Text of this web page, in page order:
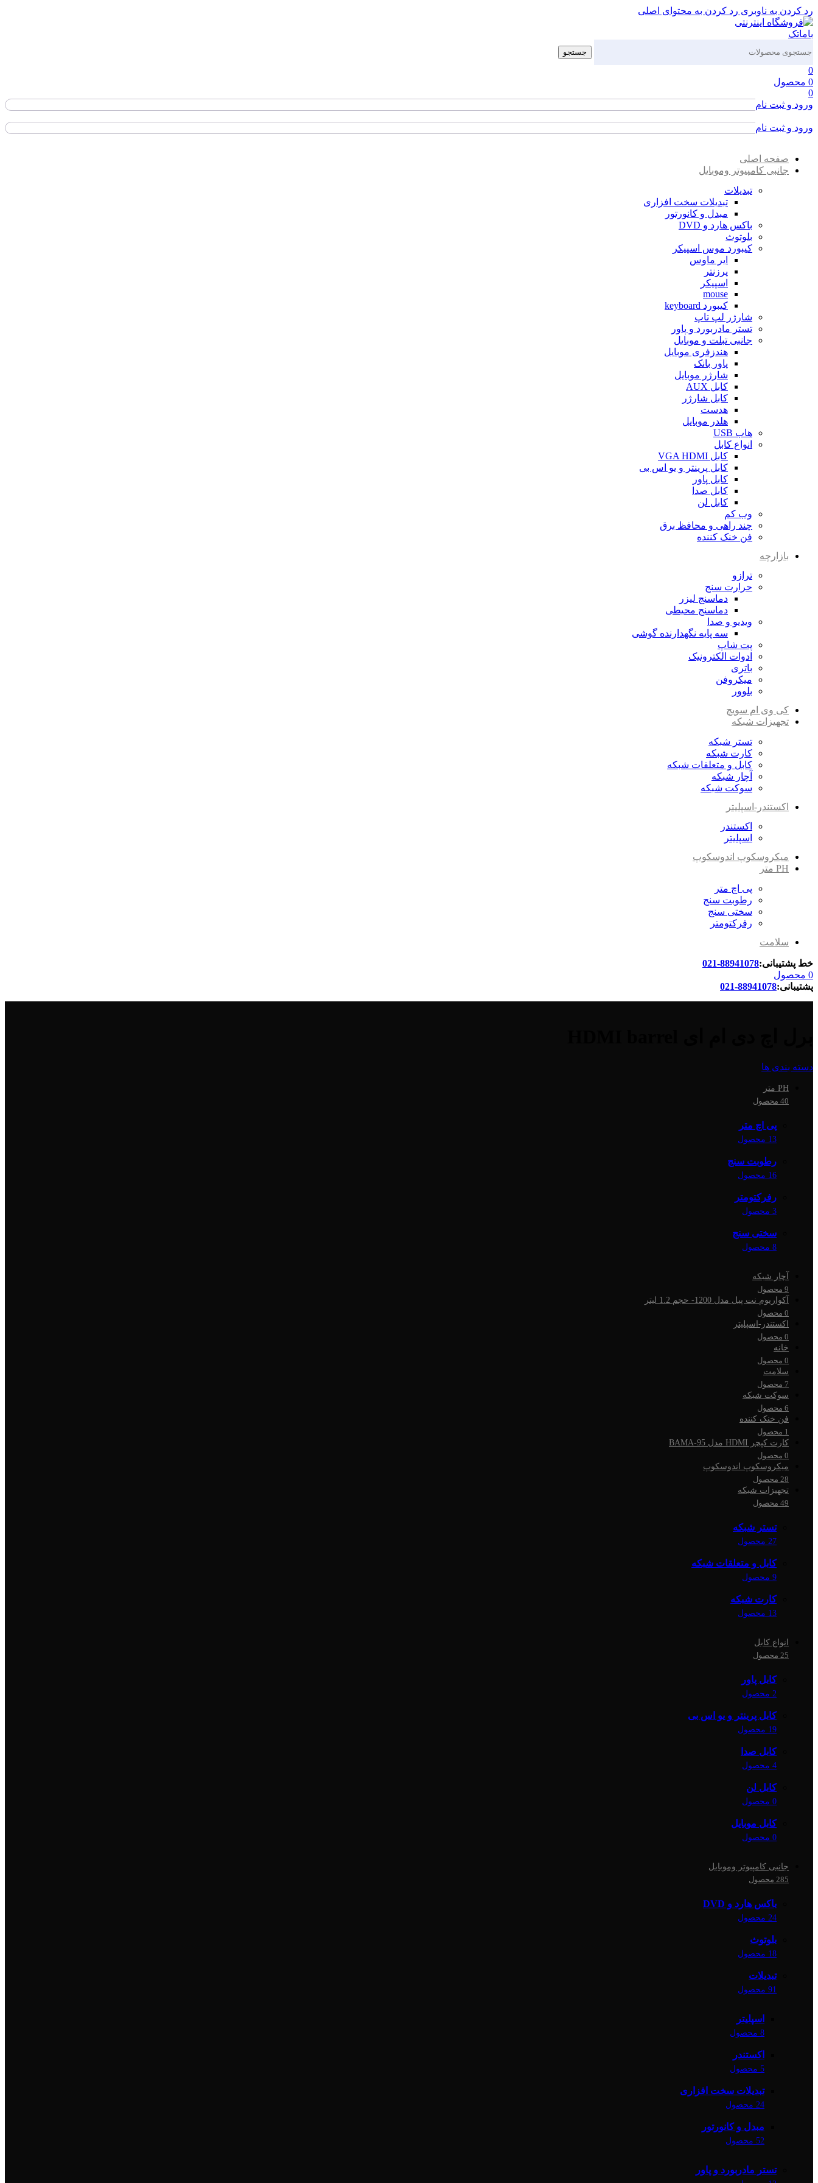
رد کردن به ناوبری رد کردن به محتوای اصلی
جستجو
0
0 محصول
0
ورود و ثبت نام
ورود / ثبت نام
ورود و ثبت نام
ورود / ثبت نام
صفحه اصلی
جانبی کامپیوتر وموبایل
تبدیلات
تبدیلات سخت افزاری
مبدل و کانورتور
باکس هارد و DVD
بلوتوث
کیبورد موس اسپیکر
ایر ماوس
پرزنتر
اسپیکر
mouse
کیبورد keyboard
شارژر لپ تاپ
تستر مادربورد و پاور
جانبی تبلت و موبایل
هندزفری موبایل
پاور بانک
شارژر موبایل
کابل AUX
کابل شارژر
هدست
هلدر موبایل
هاب USB
انواع کابل
کابل VGA HDMI
کابل پرینتر و یو اس بی
کابل پاور
کابل صدا
کابل لن
وب کم
چند راهی و محافظ برق
فن خنک کننده
بازارچه
ترازو
حرارت سنج
دماسنج لیزر
دماسنج محیطی
ویدیو و صدا
سه پایه نگهدارنده گوشی
پت شاپ
ادوات الکترونیک
باتری
میکروفن
بلوور
کی وی ام سویچ
تجهیزات شبکه
تستر شبکه
کارت شبکه
کابل و متعلقات شبکه
آچار شبکه
سوکت شبکه
اکستندر-اسپلیتر
اکستندر
اسپلیتر
میکروسکوپ اندوسکوپ
PH متر
پی اچ متر
رطوبت سنج
سختی سنج
رفرکتومتر
سلامت
خط پشتیبانی:88941078-021
0 محصول
پشتیبانی:88941078-021
دسته بندی ها
PH متر
40 محصول
پی اچ متر
13 محصول
رطوبت سنج
16 محصول
رفرکتومتر
3 محصول
سختی سنج
8 محصول
آچار شبکه
9 محصول
آکواریوم نت پیل مدل 1200- حجم 1.2 لیتر
0 محصول
اکستندر-اسپلیتر
0 محصول
خانه
0 محصول
سلامت
7 محصول
سوکت شبکه
6 محصول
فن خنک کننده
1 محصول
کارت کپچر HDMI مدل BAMA-95
0 محصول
میکروسکوپ اندوسکوپ
28 محصول
تجهیزات شبکه
49 محصول
تستر شبکه
27 محصول
کابل و متعلقات شبکه
9 محصول
کارت شبکه
13 محصول
انواع کابل
25 محصول
کابل پاور
2 محصول
کابل پرینتر و یو اس بی
19 محصول
کابل صدا
4 محصول
کابل لن
0 محصول
کابل موبایل
0 محصول
جانبی کامپیوتر وموبایل
285 محصول
باکس هارد و DVD
24 محصول
بلوتوث
18 محصول
تبدیلات
91 محصول
اسپلیتر
8 محصول
اکستندر
5 محصول
تبدیلات سخت افزاری
24 محصول
مبدل و کانورتور
52 محصول
تستر مادربورد و پاور